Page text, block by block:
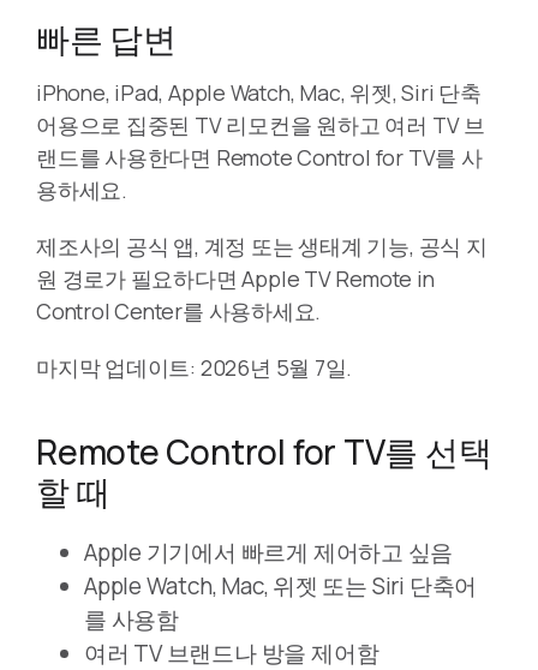
빠른 답변
iPhone, iPad, Apple Watch, Mac, 위젯, Siri 단축
어용으로 집중된 TV 리모컨을 원하고 여러 TV 브
랜드를 사용한다면 Remote Control for TV를 사
용하세요.
제조사의 공식 앱, 계정 또는 생태계 기능, 공식 지
원 경로가 필요하다면 Apple TV Remote in
Control Center를 사용하세요.
마지막 업데이트: 2026년 5월 7일.
Remote Control for TV를 선택
할 때
Apple 기기에서 빠르게 제어하고 싶음
Apple Watch, Mac, 위젯 또는 Siri 단축어
를 사용함
여러 TV 브랜드나 방을 제어함